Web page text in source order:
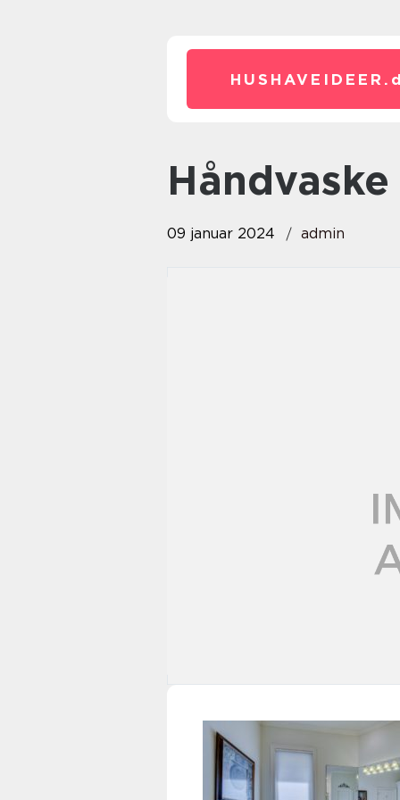
HUSHAVEIDEER.
09 januar 2024 admin